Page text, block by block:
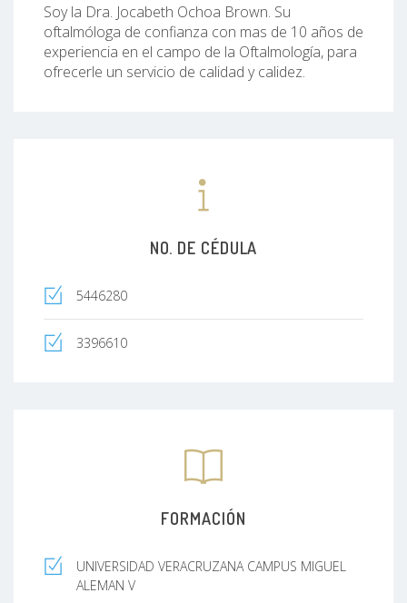
Soy la Dra. Jocabeth Ochoa Brown. Su
oftalmóloga de confianza con mas de 10 años de
experiencia en el campo de la Oftalmología, para
ofrecerle un servicio de calidad y calidez.
NO. DE CÉDULA
5446280
3396610
FORMACIÓN
UNIVERSIDAD VERACRUZANA CAMPUS MIGUEL
ALEMAN V